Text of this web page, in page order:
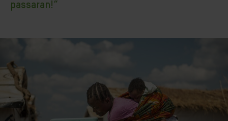
passaran!”